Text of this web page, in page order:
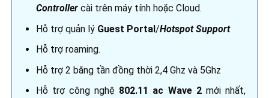
Controllercài trên máy tính hoặc Cloud.
Hỗ trợ quản lý Guest Portal/Hotspot Support
Hỗ trợ roaming.
Hỗ trợ 2 băng tần đồng thời 2,4 Ghz và 5Ghz
Hỗ trợ công nghệ 802.11 ac Wave 2mới nhất,